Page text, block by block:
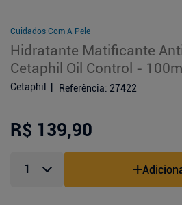
Cuidados Com A Pele
Hidratante Matificante
Cetaphil Oil Control - 100ml
Cetaphil Referência: 27422
R$ 139,90